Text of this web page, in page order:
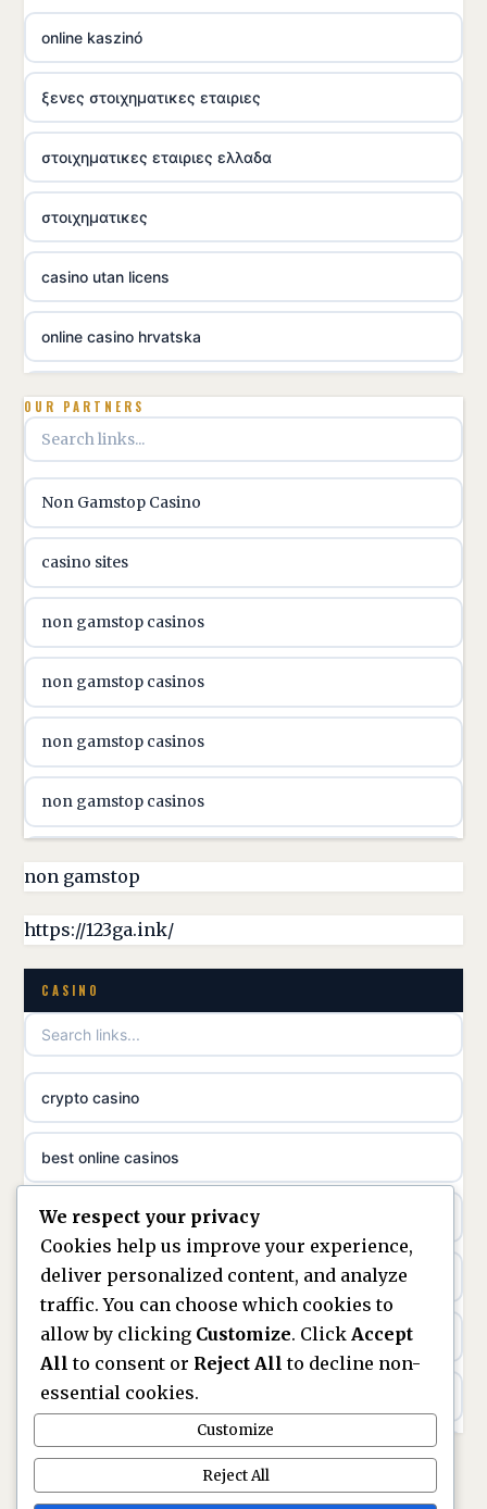
online kaszinó
ξενες στοιχηματικες εταιριες
στοιχηματικες εταιριες ελλαδα
στοιχηματικες
casino utan licens
online casino hrvatska
utländska casino
utländska casino
utländska casino
online casino canada
online casino canada
online casino canada
online casino canada
online casino canada
casino norge
uusimmat nettikasinot
meilleur casino en ligne
online casino cz
casino online
zahraniční online casino
beste casino zonder cruks
OUR PARTNERS
Non Gamstop Casino
casino sites
non gamstop casinos
non gamstop casinos
non gamstop casinos
non gamstop casinos
non gamstop casinos
non gamstop casinos
non gamstop casinos
non gamstop casinos
non gamstop casinos
non gamstop casinos
non gamstop casinos
non GamStop casinos
UK casinos not on GamStop
casinos not on GamStop
non GamStop casinos
non gamstop
https://123ga.ink/
CASINO
crypto casino
best online casinos
non gamstop casinos
Kèo Nhà Cái
kèo nhà cái
online casino
best UK non GamStop casinos
We respect your privacy
Cookies help us improve your experience,
deliver personalized content, and analyze
traffic. You can choose which cookies to
allow by clicking Customize. Click Accept
All to consent or Reject All to decline non-
essential cookies.
Customize
Reject All